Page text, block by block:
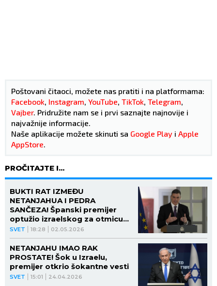
Poštovani čitaoci, možete nas pratiti i na platformama:
Facebook, Instagram, YouTube, TikTok, Telegram,
Vajber. Pridružite nam se i prvi saznajte najnovije i
najvažnije informacije.
Naše aplikacije možete skinuti sa Google Play i Apple
AppStore.
PROČITAJTE I...
SVET 18:28 02.05.2026
BUKTI RAT IZMEĐU
NETANJAHUA I PEDRA
SANČEZA! Španski premijer
optužio izraelskog za otmicu
flotile!
SVET 15:01 24.04.2026
NETANJAHU IMAO RAK
PROSTATE! Šok u Izraelu,
premijer otkrio šokantne vesti